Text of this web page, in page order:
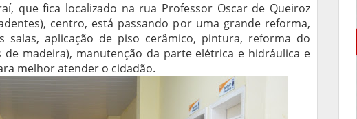
que fica localizado na rua Professor Oscar de Queiroz
centro, está passando por uma grande reforma,
salas, aplicação de piso cerâmico, pintura, reforma do
madeira), manutenção da parte elétrica e hidráulica e
melhor atender o cidadão.